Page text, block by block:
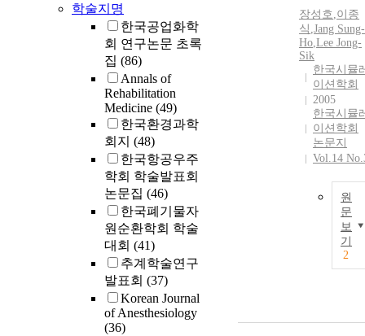
학술지명
한국공업화학
회 연구논문 초록
집 (86)
Annals of
Rehabilitation
Medicine (49)
한국환경과학
회지 (48)
한국항공우주
학회 학술발표회
논문집 (46)
한국폐기물자
원순환학회 학술
대회 (41)
추계학술연구
발표회 (37)
Korean Journal
of Anesthesiology
(36)
장성호,이종
식 ,Jang Sung-
Ho,Lee Jong-
Sik
한국시뮬
이션학회
2005
한국시뮬
이션학회
논문지
Vol.14
원
문
보
기
2